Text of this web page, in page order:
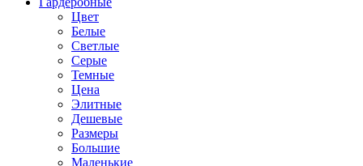
Цвет
Белые
Светлые
Серые
Темные
Цена
Элитные
Дешевые
Размеры
Большие
Маленькие